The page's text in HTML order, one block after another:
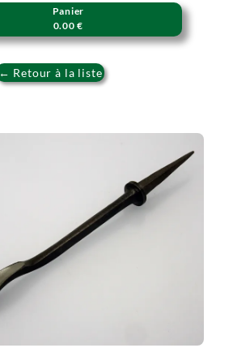
Panier
0.00 €
← Retour à la liste